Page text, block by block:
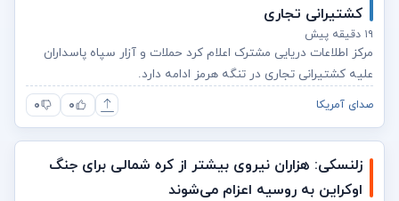
کشتیرانی تجاری
۱۹ دقیقه پیش
مرکز اطلاعات دریایی مشترک اعلام کرد حملات و آزار سپاه پاسداران
علیه کشتیرانی تجاری در تنگه هرمز ادامه دارد.
صدای آمریکا ۰ ۰
زلنسکی: هزاران نیروی بیشتر از کره شمالی برای جنگ
اوکراین به روسیه اعزام می‌شوند